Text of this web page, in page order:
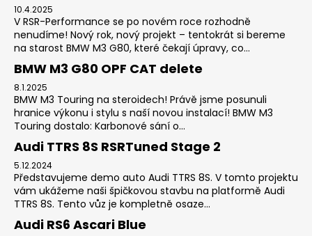
10.4.2025
V RSR-Performance se po novém roce rozhodně
nenudíme! Nový rok, nový projekt – tentokrát si bereme
na starost BMW M3 G80, které čekají úpravy, co...
BMW M3 G80 OPF CAT delete
8.1.2025
BMW M3 Touring na steroidech! Právě jsme posunuli
hranice výkonu i stylu s naší novou instalací! BMW M3
Touring dostalo: Karbonové sání o...
Audi TTRS 8S RSRTuned Stage 2
5.12.2024
Představujeme demo auto Audi TTRS 8S. V tomto projektu
vám ukážeme naši špičkovou stavbu na platformě Audi
TTRS 8S. Tento vůz je kompletně osaze...
Audi RS6 Ascari Blue